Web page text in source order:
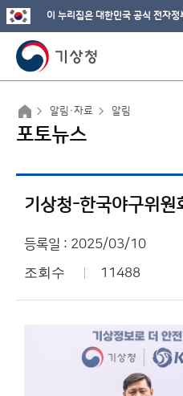
이 누리집은 대한민국 공식 전자정
알림·자료 알림
포토뉴스
등록일 : 2025/03/10
조회수 11488